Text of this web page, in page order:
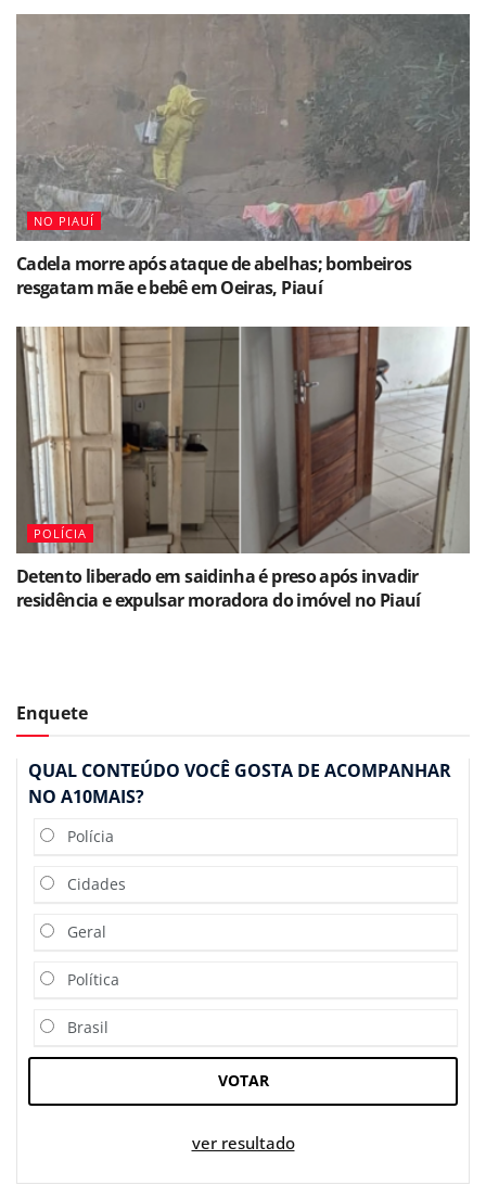
NO PIAUÍ
Cadela morre após ataque de abelhas; bombeiros
resgatam mãe e bebê em Oeiras, Piauí
POLÍCIA
Detento liberado em saidinha é preso após invadir
residência e expulsar moradora do imóvel no Piauí
Enquete
QUAL CONTEÚDO VOCÊ GOSTA DE ACOMPANHAR
NO A10MAIS?
Polícia
Cidades
Geral
Política
Brasil
VOTAR
ver resultado